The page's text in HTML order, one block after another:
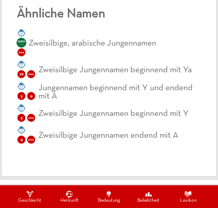
Geschlecht Herkunft Bedeutung Beliebtheit Lexikon
Ähnliche Namen
zwe
Zweisilbige, arabische Jungennamen
ya zwe Zweisilbige Jungennamen beginnend mit Ya
y a
Jungennamen beginnend mit Y und endend
mit A
y zwe Zweisilbige Jungennamen beginnend mit Y
a zwe Zweisilbige Jungennamen endend mit A
Ein Projekt von
DatenschutzbestimmungenImpressumKontakt